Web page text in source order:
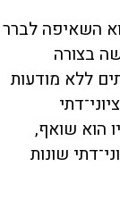
השאיפה לברר
בצורה
ללא מודעות
הוא שואף,
שונות